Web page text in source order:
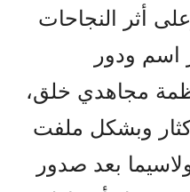
أثر النجاحات
اسم ودور
مجاهدي خلق،
وبشکل ملفت
بعد صدور